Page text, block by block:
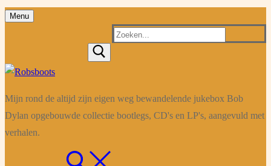
Menu
Zoeken
Mijn rond de altijd zijn eigen weg bewandelende jukebox Bob
Dylan opgebouwde collectie bootlegs, CD's en LP's, aangevuld met
verhalen.